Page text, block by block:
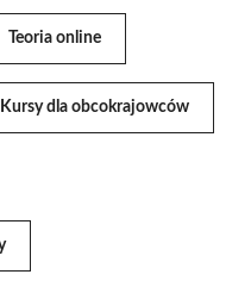
Teoria online
Kursy dla obcokrajowców